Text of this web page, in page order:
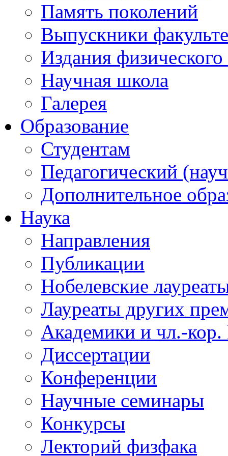
Память поколений
Выпускники
Издания физического
Научная школа
Галерея
Образование
Студентам
Педагогический
Дополнительное
Наука
Направления
Публикации
Нобелевские
Лауреаты других
Академики и чл.-
Диссертации
Конференции
Научные семинары
Конкурсы
Лекторий физфака